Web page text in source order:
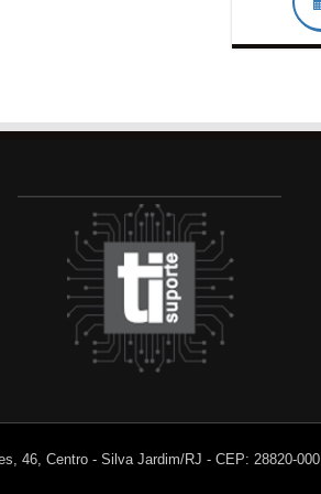
46, Centro - Silva Jardim/RJ - CEP: 28820-000